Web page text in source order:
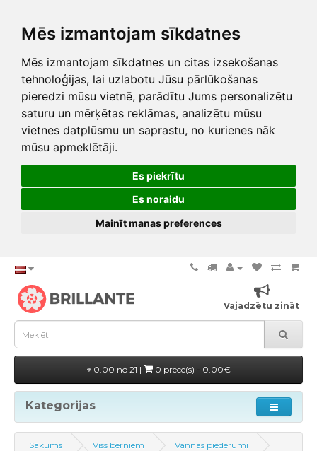
Mēs izmantojam sīkdatnes
Mēs izmantojam sīkdatnes un citas izsekošanas
tehnoloģijas, lai uzlabotu Jūsu pārlūkošanas
pieredzi mūsu vietnē, parādītu Jums personalizētu
saturu un mērķētas reklāmas, analizētu mūsu
vietnes datplūsmu un saprastu, no kurienes nāk
mūsu apmeklētāji.
Es piekrītu
Es noraidu
Mainīt manas preferences
Vajadzētu zināt
0.00 no 21 | 0 prece(s) - 0.00€
Kategorijas
Sākums Viss bērniem
Vannas piederumi